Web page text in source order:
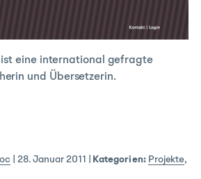
ist eine international gefragte
und Übersetzerin.
28. Januar 2011 Kategorien: Projekte,